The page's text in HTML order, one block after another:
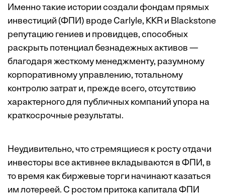
Именно такие истории создали фондам прямых
инвестиций (ФПИ) вроде Carlyle, KKR и Blackstone
репутацию гениев и провидцев, способных
раскрыть потенциал безнадежных активов —
благодаря жесткому менеджменту, разумному
корпоративному управлению, тотальному
контролю затрат и, прежде всего, отсутствию
характерного для публичных компаний упора на
краткосрочные результаты.
Неудивительно, что стремящиеся к росту отдачи
инвесторы все активнее вкладываются в ФПИ, в
то время как биржевые торги начинают казаться
им лотереей. С ростом притока капитала ФПИ